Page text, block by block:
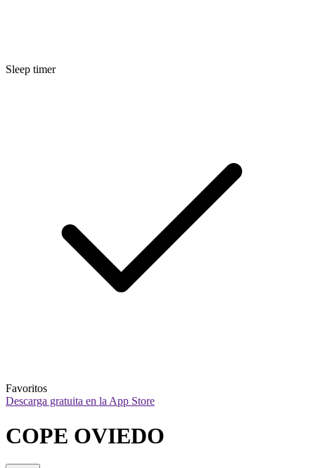
Sleep timer
Favoritos
Descarga gratuita en la App Store
COPE OVIEDO